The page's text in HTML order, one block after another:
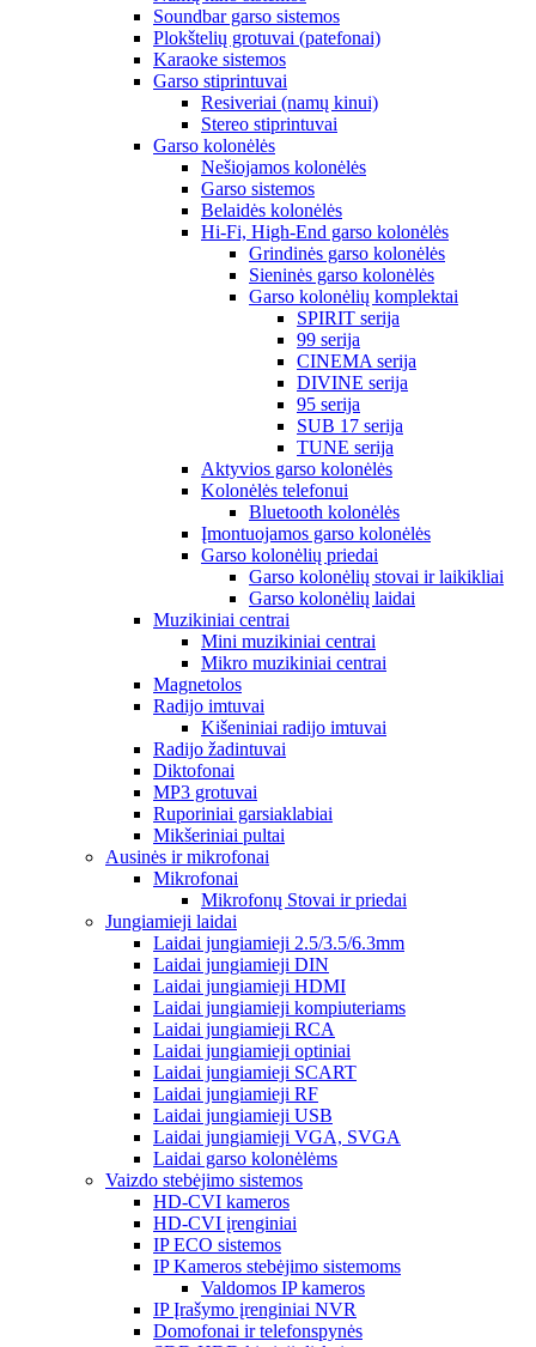
Soundbar garso sistemos
Plokštelių grotuvai (patefonai)
Karaoke sistemos
Garso stiprintuvai
Resiveriai (namų kinui)
Stereo stiprintuvai
Garso kolonėlės
Nešiojamos kolonėlės
Garso sistemos
Belaidės kolonėlės
Hi-Fi, High-End garso kolonėlės
Grindinės garso kolonėlės
Sieninės garso kolonėlės
Garso kolonėlių komplektai
SPIRIT serija
99 serija
CINEMA serija
DIVINE serija
95 serija
SUB 17 serija
TUNE serija
Aktyvios garso kolonėlės
Kolonėlės telefonui
Bluetooth kolonėlės
Įmontuojamos garso kolonėlės
Garso kolonėlių priedai
Garso kolonėlių stovai ir laikikliai
Garso kolonėlių laidai
Muzikiniai centrai
Mini muzikiniai centrai
Mikro muzikiniai centrai
Magnetolos
Radijo imtuvai
Kišeniniai radijo imtuvai
Radijo žadintuvai
Diktofonai
MP3 grotuvai
Ruporiniai garsiaklabiai
Mikšeriniai pultai
Ausinės ir mikrofonai
Mikrofonai
Mikrofonų Stovai ir priedai
Jungiamieji laidai
Laidai jungiamieji 2.5/3.5/6.3mm
Laidai jungiamieji DIN
Laidai jungiamieji HDMI
Laidai jungiamieji kompiuteriams
Laidai jungiamieji RCA
Laidai jungiamieji optiniai
Laidai jungiamieji SCART
Laidai jungiamieji RF
Laidai jungiamieji USB
Laidai jungiamieji VGA, SVGA
Laidai garso kolonėlėms
Vaizdo stebėjimo sistemos
HD-CVI kameros
HD-CVI įrenginiai
IP ECO sistemos
IP Kameros stebėjimo sistemoms
Valdomos IP kameros
IP Įrašymo įrenginiai NVR
Domofonai ir telefonspynės